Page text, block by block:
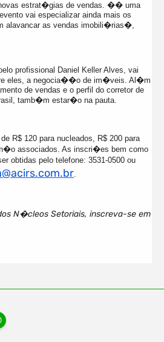
estrat�gias de vendas. �� uma
vai especializar ainda mais os
alavancar as vendas imobili�rias�,
profissional Daniel Keller Alves, vai
eles, a negocia��o de im�veis. Al�m
de vendas e o perfil do corretor de
tamb�m estar�o na pauta.
R$ 120 para nucleados, R$ 200 para
associados. As inscri�es bem como
obtidas pelo telefone: 3531-0500 ou
.br.
N�cleos Setoriais, inscreva-se em